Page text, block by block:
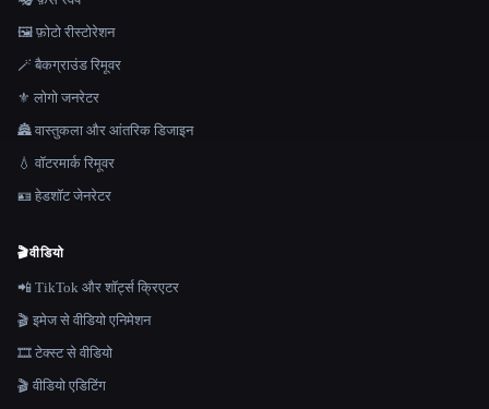
🖼️ फ़ोटो रीस्टोरेशन
🪄 बैकग्राउंड रिमूवर
⚜️ लोगो जनरेटर
🏯 वास्तुकला और आंतरिक डिजाइन
💧 वॉटरमार्क रिमूवर
🪪 हेडशॉट जेनरेटर
🎬वीडियो
📲 TikTok और शॉर्ट्स क्रिएटर
🎬 इमेज से वीडियो एनिमेशन
🎞️ टेक्स्ट से वीडियो
🎬 वीडियो एडिटिंग